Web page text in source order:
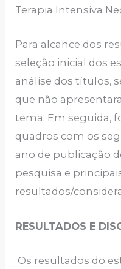
Terapia Intensiva
Para alcance dos
seleção inicial dos
análise dos títulos,
que não
tema. Em seguida,
quadros com os
ano de publicação
pesquisa e
resultados/
RESULTADOS E
Os resultados do